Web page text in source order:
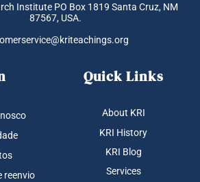
Institute PO Box 1819 Santa Cruz, NM
87567, USA.
reenvio
Quick Links
About KRI
KRI History
KRI Blog
Services